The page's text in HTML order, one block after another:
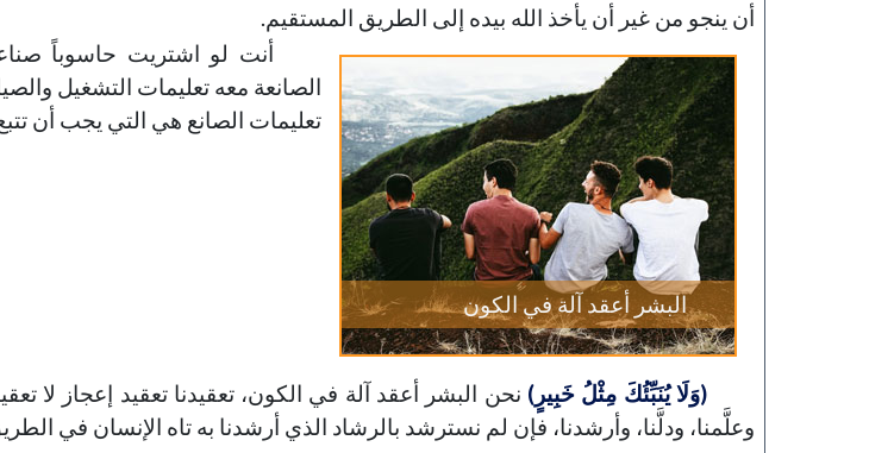
أن ينجو من غير أن يأخذ الله بيده إلى الطريق المستقيم.
البشر أعقد آلة في الكون
أنت لو اشتريت حاسوباً
الصانعة معه تعليمات التشغيل
تعليمات الصانع هي التي يجب أن
(وَلَا يُنَبِّئُكَ مِثْلُ خَبِيرٍ) نحن البشر أعقد آلة في الكون، تعقيدنا تعقيد إعجاز لا
وعلَّمنا، ودلَّنا، وأرشدنا، فإن لم نسترشد بالرشاد الذي أرشدنا به تاه الإنسان في